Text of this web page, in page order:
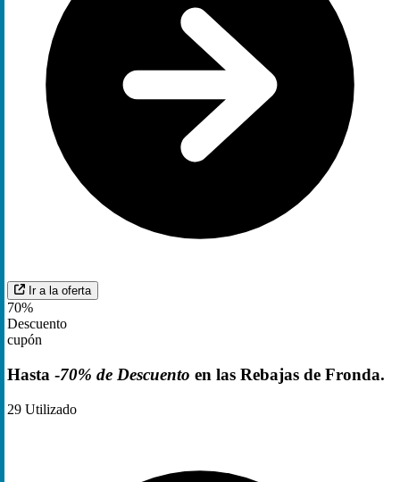
Ir a la oferta
70%
Descuento
cupón
Hasta -70% de Descuento en las Rebajas de Fronda.
29 Utilizado